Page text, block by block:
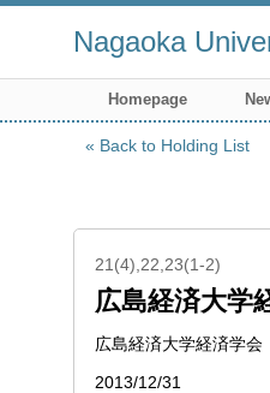
Nagaoka
Homepage
Back to Holding List
21(4),22,23(1-2)
広島経済大学
広島経済大学経済学会
2013/12/31